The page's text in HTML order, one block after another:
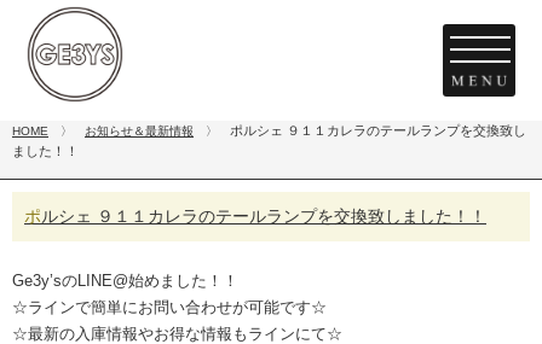
HOME 〉 お知らせ＆最新情報 〉
ポルシェ ９１１カレラのテールランプを交換致し
ました！！
ポルシェ ９１１カレラのテールランプを交換致しました！！
Ge3y’sのLINE@始めました！！
☆ラインで簡単にお問い合わせが可能です☆
☆最新の入庫情報やお得な情報もラインにて☆